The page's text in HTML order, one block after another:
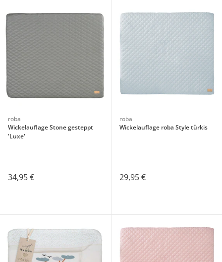
roba
Wickelauflage Stone gesteppt
'Luxe'
34,95 €
roba
Wickelauflage roba Style türkis
29,95 €